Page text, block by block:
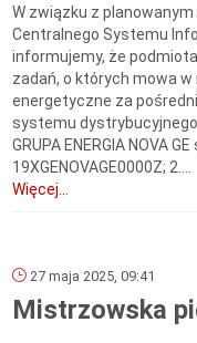
W związku z
Centralnego Systemu
informujemy, że
zadań, o których mowa
energetyczne za
systemu
GRUPA ENERGIA NOVA
19XGENOVAGE0000Z; 2....
Więcej...
27 maja 2025, 09:41
Mistrzowska